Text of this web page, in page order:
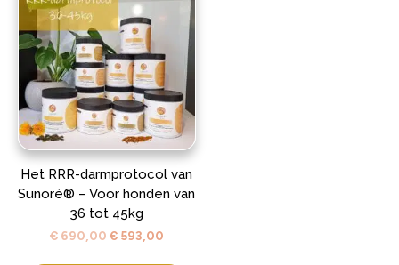
Het RRR-darmprotocol van
Sunoré® – Voor honden van
36 tot 45kg
€690,00Oorspronkelijke
€593,00Huidige